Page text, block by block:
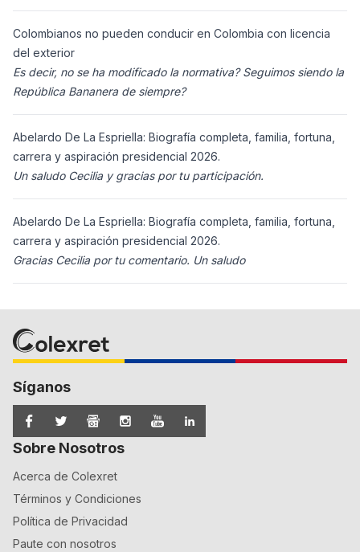
Colombianos no pueden conducir en Colombia con licencia
del exterior
Es decir, no se ha modificado la normativa? Seguimos siendo la
República Bananera de siempre?
Abelardo De La Espriella: Biografía completa, familia, fortuna,
carrera y aspiración presidencial 2026.
Un saludo Cecilia y gracias por tu participación.
Abelardo De La Espriella: Biografía completa, familia, fortuna,
carrera y aspiración presidencial 2026.
Gracias Cecilia por tu comentario. Un saludo
Síganos
Sobre Nosotros
Acerca de Colexret
Términos y Condiciones
Política de Privacidad
Paute con nosotros